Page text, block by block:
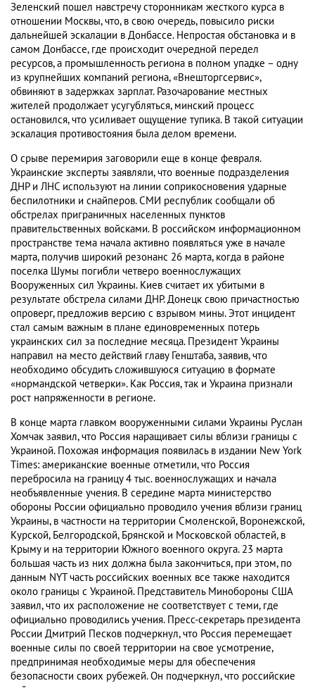
Зеленский пошел навстречу сторонникам жесткого курса в
отношении Москвы, что, в свою очередь, повысило риски
дальнейшей эскалации в Донбассе. Непростая обстановка и в
самом Донбассе, где происходит очередной передел
ресурсов, а промышленность региона в полном упадке – одну
из крупнейших компаний региона, «Внешторгсервис»,
обвиняют в задержках зарплат. Разочарование местных
жителей продолжает усугубляться, минский процесс
остановился, что усиливает ощущение тупика. В такой ситуации
эскалация противостояния была делом времени.
О срыве перемирия заговорили еще в конце февраля.
Украинские эксперты заявляли, что военные подразделения
ДНР и ЛНС используют на линии соприкосновения ударные
беспилотники и снайперов. СМИ республик сообщали об
обстрелах приграничных населенных пунктов
правительственных войсками. В российском информационном
пространстве тема начала активно появляться уже в начале
марта, получив широкий резонанс 26 марта, когда в районе
поселка Шумы погибли четверо военнослужащих
Вооруженных сил Украины. Киев считает их убитыми в
результате обстрела силами ДНР. Донецк свою причастностью
опроверг, предложив версию с взрывом мины. Этот инцидент
стал самым важным в плане единовременных потерь
украинских сил за последние месяца. Президент Украины
направил на место действий главу Генштаба, заявив, что
необходимо обсудить сложившуюся ситуацию в формате
«нормандской четверки». Как Россия, так и Украина признали
рост напряженности в регионе.
В конце марта главком вооруженными силами Украины Руслан
Хомчак заявил, что Россия наращивает силы вблизи границы с
Украиной. Похожая информация появилась в издании New York
Times: американские военные отметили, что Россия
перебросила на границу 4 тыс. военнослужащих и начала
необъявленные учения. В середине марта министерство
обороны России официально проводило учения вблизи границ
Украины, в частности на территории Смоленской, Воронежской,
Курской, Белгородской, Брянской и Московской областей, в
Крыму и на территории Южного военного округа. 23 марта
большая часть из них должна была закончиться, при этом, по
данным NYT часть российских военных все также находится
около границы с Украиной. Представитель Минобороны США
заявил, что их расположение не соответствует с теми, где
официально проводились учения. Пресс-секретарь президента
России Дмитрий Песков подчеркнул, что Россия перемещает
военные силы по своей территории на свое усмотрение,
предпринимая необходимые меры для обеспечения
безопасности своих рубежей. Он подчеркнул, что российские